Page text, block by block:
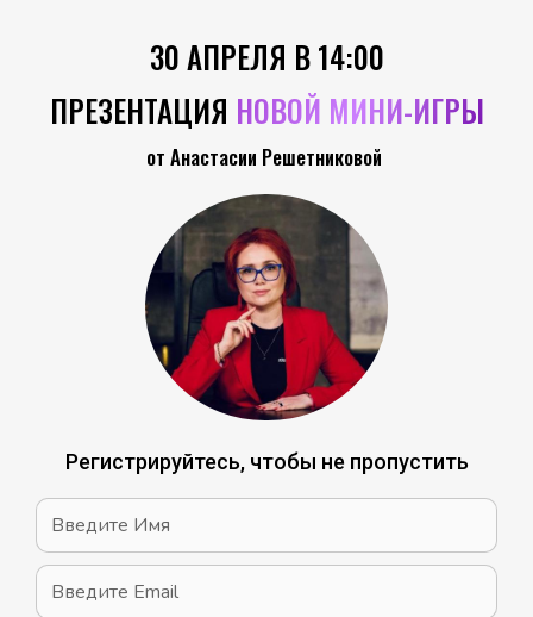
30 АПРЕЛЯ В 14:00
ПРЕЗЕНТАЦИЯ НОВОЙ МИНИ-ИГРЫ
от Анастасии Решетниковой
Регистрируйтесь, чтобы не пропустить